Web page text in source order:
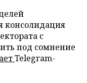
консолидация
с
под сомнение
Telegram-